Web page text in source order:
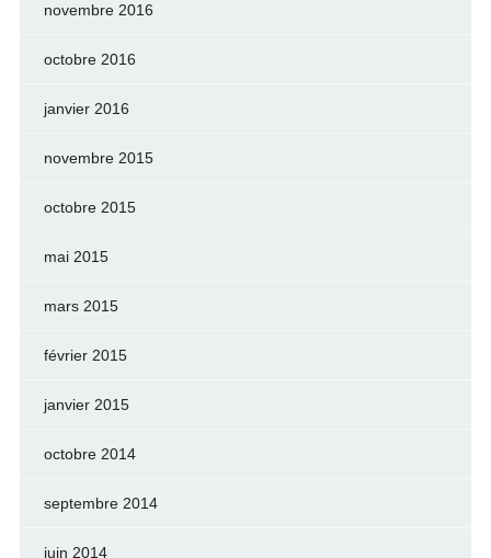
novembre 2016
octobre 2016
janvier 2016
novembre 2015
octobre 2015
mai 2015
mars 2015
février 2015
janvier 2015
octobre 2014
septembre 2014
juin 2014